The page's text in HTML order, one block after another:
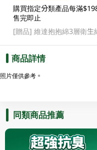
購買指定分類產品每滿
售完即止
[贈品]維達抱抱綿3層衛
商品詳情
照片僅供參考。
同類商品推薦